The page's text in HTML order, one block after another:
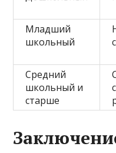
Младший
школьный
Средний
школьный и
старше